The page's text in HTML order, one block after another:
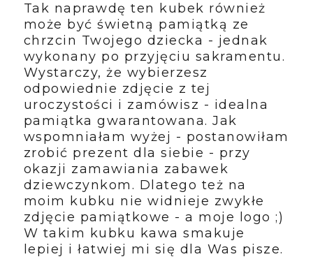
Tak naprawdę ten kubek również
może być świetną pamiątką ze
chrzcin Twojego dziecka - jednak
wykonany po przyjęciu sakramentu.
Wystarczy, że wybierzesz
odpowiednie zdjęcie z tej
uroczystości i zamówisz - idealna
pamiątka gwarantowana. Jak
wspomniałam wyżej - postanowiłam
zrobić prezent dla siebie - przy
okazji zamawiania zabawek
dziewczynkom. Dlatego też na
moim kubku nie widnieje zwykłe
zdjęcie pamiątkowe - a moje logo ;)
W takim kubku kawa smakuje
lepiej i łatwiej mi się dla Was pisze.